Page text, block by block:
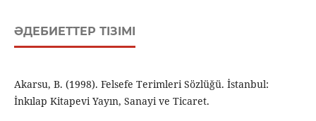
ӘДЕБИЕТТЕР ТІЗІМІ
Akarsu, B. (1998). Felsefe Terimleri Sözlüğü. İstanbul:
İnkılap Kitapevi Yayın, Sanayi ve Ticaret.